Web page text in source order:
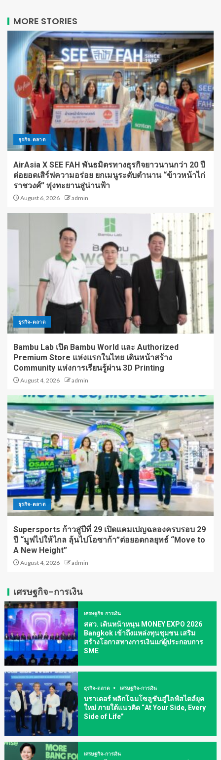
MORE STORIES
ธุรกิจ-ตลาด
AirAsia X SEE FAH พันธมิตรทางธุรกิจยาวนานกว่า 20 ปี
ต่อยอดเสิร์ฟความอร่อย ยกเมนูระดับตำนาน “ข้าวหน้าไก่
ราชวงศ์” พุ่งทะยานสู่น่านฟ้า
August 6, 2026 admin
ธุรกิจ-ตลาด
Bambu Lab เปิด Bambu World และ Authorized
Premium Store แห่งแรกในไทย เดินหน้าสร้าง
Community แห่งการเรียนรู้ผ่าน 3D Printing
August 4, 2026 admin
ธุรกิจ-ตลาด
Supersports ก้าวสู่ปีที่ 29 เปิดแคมเปญฉลองครบรอบ 29
ปี “มูฟไปให้ไกล ลุ้นไปโอซาก้า”ต่อยอดกลยุทธ์ “Move to
A New Height”
August 4, 2026 admin
เศรษฐกิจ-การเงิน
เศรษฐกิจ-การเงิน
สสว. เดินหน้าหนุน MONEY EXPO 2026
Bangkok เข้าถึงแหล่งทุนชุมชน เสริม
สร้างโอกาสทางการเงินแก่ผู้ประกอบการ
SME
ธุรกิจ-ตลาด เศรษฐกิจ-การเงิน
บราเดอร์ พลิกโฉมโซลูชันสู่ไลฟ์สไตล์ยุค
ใหม่ ภายใต้แนวคิด “At Your Side, Every
Side of Life”
เศรษฐกิจ-การเงิน